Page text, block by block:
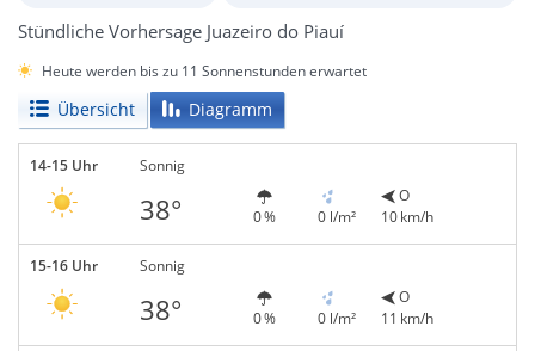
Stündliche Vorhersage Juazeiro do Piauí
Heute werden bis zu 11 Sonnenstunden erwartet
Übersicht Diagramm
14-15 Uhr Sonnig
38° 0 % 0 l/m²
O
10 km/h
15-16 Uhr Sonnig
38° 0 % 0 l/m²
O
11 km/h